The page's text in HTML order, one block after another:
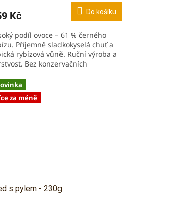
Kč Do košíku
podíl ovoce – 61 % černého
Příjemně sladkokyselá chuť a
rybízová vůně. Ruční výroba a
Bez konzervačních
umělých barviv a přísad....
za méně
s pylem - 230g